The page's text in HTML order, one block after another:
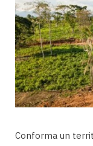
Conforma un